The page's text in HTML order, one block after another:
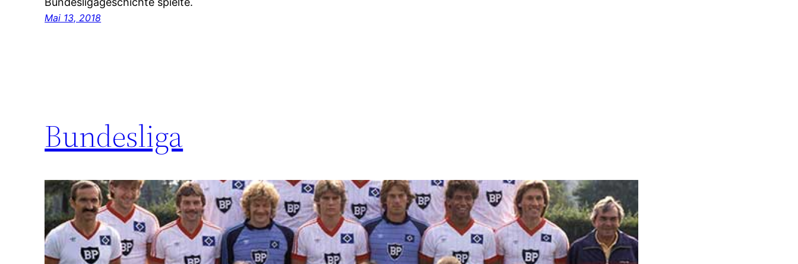
Mai 13, 2018
Bundesliga